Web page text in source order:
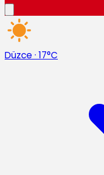
Düzce · 17°C